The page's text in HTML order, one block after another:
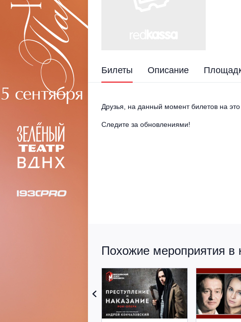
Билеты Описание
Друзья, на данный момент билетов на
Следите за обновлениями!
Похожие мероприятия в